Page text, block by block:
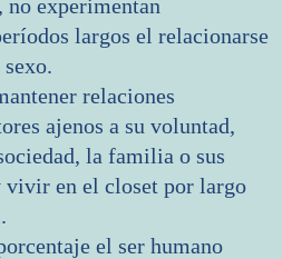
no experimentan
largos el relacionarse
relaciones
ajenos a su voluntad,
la familia o sus
en el closet por largo
el ser humano